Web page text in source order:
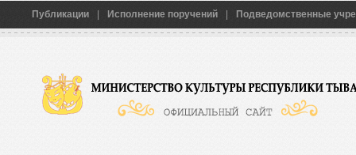
Публикации Исполнение поручений Подведомственные